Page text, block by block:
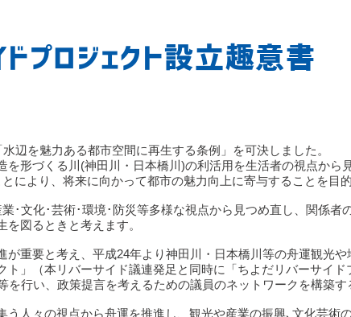
ドプロジェクト設立趣意書
辺を魅力ある都市空間に再生する条例」を可決しました。
を形づくる川(神田川・日本橋川)の利活用を生活者の視点から
により、将来に向かって都市の魅力向上に寄与することを目
･文化･芸術･環境･防災等多様な視点から見つめ直し、関係者
図るときと考えます。
が重要と考え、平成24年より神田川・日本橋川等の舟運観光
ト」（本リバーサイド議連発足と同時に「ちよだリバーサイ
を行い、政策提言を考えるための議員のネットワークを構築す
う人々の視点から舟運を推進し、観光や産業の振興､文化芸術